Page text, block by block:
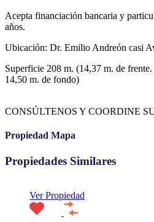
Acepta financiación bancaria y
años.
Ubicación: Dr. Emilio Andreón casi
Superficie 208 m. (14,37 m. de
14,50 m. de fondo)
CONSÚLTENOS Y COORDINE
Propiedad Mapa
Propiedades Similares
Ver Propiedad